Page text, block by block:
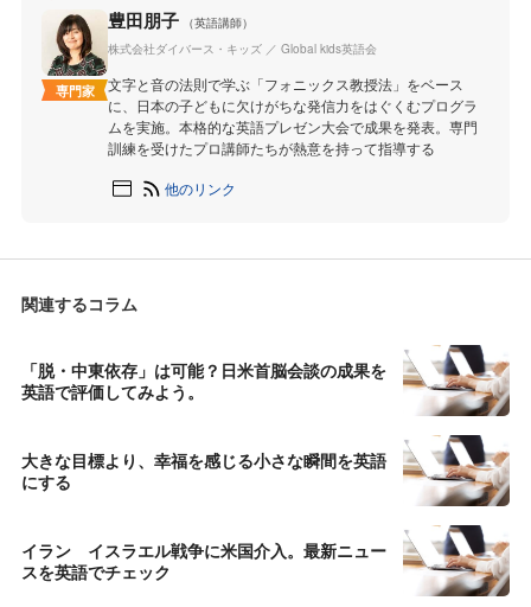
専門家
豊田朋子
（英語講師）
株式会社ダイバース・キッズ ／ Global kids英語会
文字と音の法則で学ぶ「フォニックス教授法」をベース
に、日本の子どもに欠けがちな発信力をはぐくむプログラ
ムを実施。本格的な英語プレゼン大会で成果を発表。専門
訓練を受けたプロ講師たちが熱意を持って指導する
他のリンク
関連するコラム
「脱・中東依存」は可能？日米首脳会談の成果を
英語で評価してみよう。
大きな目標より、幸福を感じる小さな瞬間を英語
にする
イラン イスラエル戦争に米国介入。最新ニュー
スを英語でチェック